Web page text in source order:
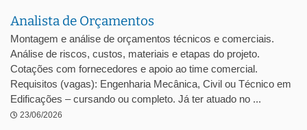
Analista de Orçamentos
Montagem e análise de orçamentos técnicos e comerciais.
Análise de riscos, custos, materiais e etapas do projeto.
Cotações com fornecedores e apoio ao time comercial.
Requisitos (vagas): Engenharia Mecânica, Civil ou Técnico em
Edificações – cursando ou completo. Já ter atuado no ...
23/06/2026